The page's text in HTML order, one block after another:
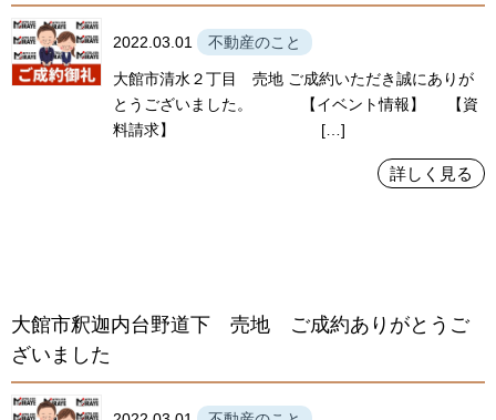
2022.03.01 不動産のこと
大館市清水２丁目 売地 ご成約いただき誠にありが
とうございました。 【イベント情報】 【資
料請求】 […]
詳しく見る
大館市釈迦内台野道下 売地 ご成約ありがとうご
ざいました